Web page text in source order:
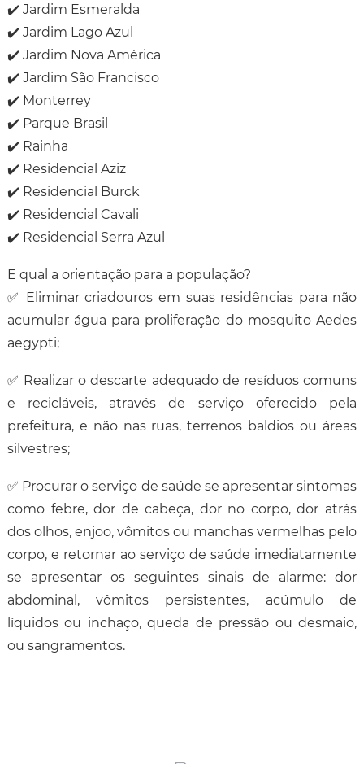
✔️ Jardim Esmeralda
✔️ Jardim Lago Azul
✔️ Jardim Nova América
✔️ Jardim São Francisco
✔️ Monterrey
✔️ Parque Brasil
✔️ Rainha
✔️ Residencial Aziz
✔️ Residencial Burck
✔️ Residencial Cavali
✔️ Residencial Serra Azul
E qual a orientação para a população?
✅ Eliminar criadouros em suas residências para não
acumular água para proliferação do mosquitoAedes
aegypti;
✅ Realizar o descarte adequado de resíduos comuns
e recicláveis, através de serviço oferecido pela
prefeitura, e não nas ruas, terrenos baldios ou áreas
silvestres;
✅ Procurar o serviço de saúde se apresentar sintomas
como febre, dor de cabeça, dor no corpo, dor atrás
dos olhos, enjoo, vômitos ou manchas vermelhas pelo
corpo, e retornar ao serviço de saúde imediatamente
se apresentar os seguintes sinais de alarme: dor
abdominal, vômitos persistentes, acúmulo de
líquidos ou inchaço, queda de pressão ou desmaio,
ou sangramentos.